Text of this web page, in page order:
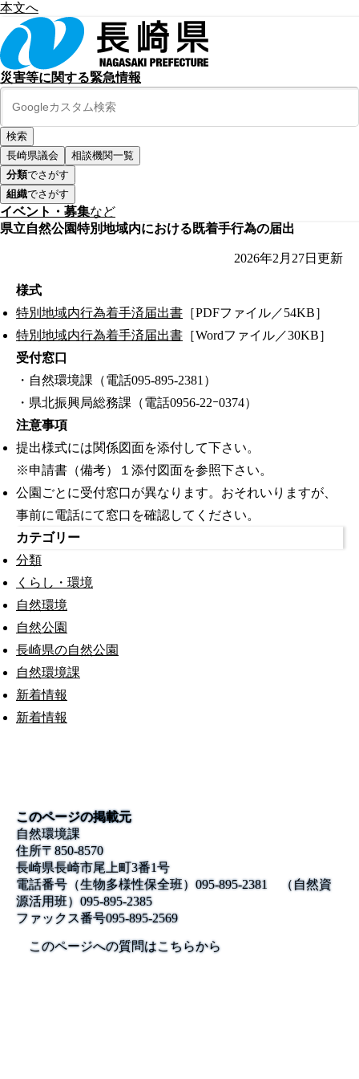
本文へ
災害等に関する緊急情報
長崎県議会
相談機関一覧
分類でさがす
組織でさがす
イベント・募集など
県立自然公園特別地域内における既着手行為の届出
2026年2月27日 更新
様式
特別地域内行為着手済届出書 ［PDFファイル／54KB］
特別地域内行為着手済届出書 ［Wordファイル／30KB］
受付窓口
・自然環境課（電話095-895-2381）
・県北振興局総務課（電話0956-22ｰ0374）
注意事項
提出様式には関係図面を添付して下さい。
※申請書（備考）１添付図面を参照下さい。
公園ごとに受付窓口が異なります。おそれいりますが、
事前に電話にて窓口を確認してください。
カテゴリー
分類
くらし・環境
自然環境
自然公園
長崎県の自然公園
自然環境課
新着情報
新着情報
このページの掲載元
自然環境課
住所〒850-8570
長崎県長崎市尾上町3番1号
電話番号 （生物多様性保全班）095-895-2381 （自然資
源活用班）095-895-2385
ファックス番号095-895-2569
このページへの質問はこちらから